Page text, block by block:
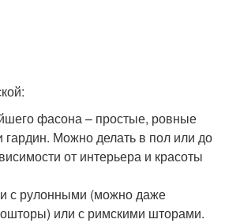
фасона – простые, ровные
Можно делать в пол или до
от интерьера и красоты
с рулонными (можно даже
или с римскими шторами.